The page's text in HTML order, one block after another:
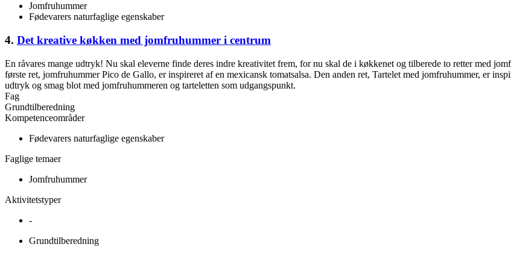
Jomfruhummer
Fødevarers naturfaglige egenskaber
4. Det kreative køkken med jomfruhummer i centrum
En råvares mange udtryk! Nu skal eleverne finde deres indre kreativitet frem, for nu skal de i køkkenet og tilberede to retter med
første ret, jomfruhummer Pico de Gallo, er inspireret af en mexicansk tomatsalsa. Den anden ret, Tartelet med jomfruhummer, er
udtryk og smag blot med jomfruhummeren og tarteletten som udgangspunkt.
Fag
Grundtilberedning
Kompetenceområder
Fødevarers naturfaglige egenskaber
Faglige temaer
Jomfruhummer
Aktivitetstyper
-
Grundtilberedning